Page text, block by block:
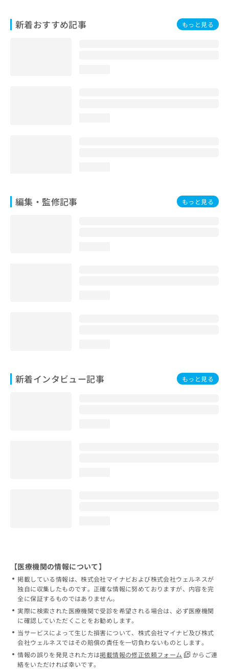
新着おすすめ記事 もっと見る
編集・監修記事 もっと見る
新着インタビュー記事 もっと見る
い
【医療機関の情報について】
掲載している情報は、株式会社マイナビおよび株式会社ウェルネスが
独自に収集したものです。正確な情報に努めておりますが、内容を完
全に保証するものではありません。
実際に検索された医療機関で受診を希望される場合は、必ず医療機関
に確認していただくことをお勧めします。
当サービスによって生じた損害について、株式会社マイナビ及び株式
会社ウェルネスではその賠償の責任を一切負わないものとします。
情報の誤りを発見された方は掲載情報の修正依頼フォーム
からご連
絡をいただければ幸いです。